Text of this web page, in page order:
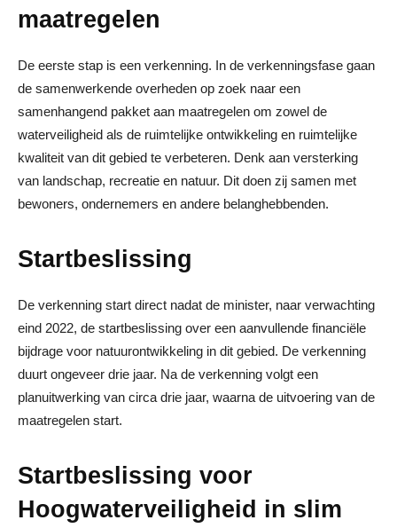
maatregelen
De eerste stap is een verkenning. In de verkenningsfase gaan
de samenwerkende overheden op zoek naar een
samenhangend pakket aan maatregelen om zowel de
waterveiligheid als de ruimtelijke ontwikkeling en ruimtelijke
kwaliteit van dit gebied te verbeteren. Denk aan versterking
van landschap, recreatie en natuur. Dit doen zij samen met
bewoners, ondernemers en andere belanghebbenden.
Startbeslissing
De verkenning start direct nadat de minister, naar verwachting
eind 2022, de startbeslissing over een aanvullende financiële
bijdrage voor natuurontwikkeling in dit gebied. De verkenning
duurt ongeveer drie jaar. Na de verkenning volgt een
planuitwerking van circa drie jaar, waarna de uitvoering van de
maatregelen start.
Startbeslissing voor
Hoogwaterveiligheid in slim